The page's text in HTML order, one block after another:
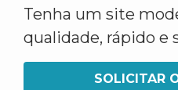
Tenha um site
qualidade, rápido
SOLICITAR